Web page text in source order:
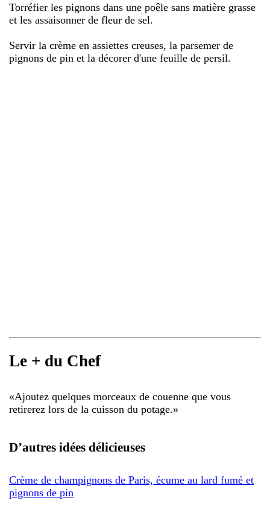
Torréfier les pignons dans une poêle sans matière grasse
et les assaisonner de fleur de sel.
Servir la crème en assiettes creuses, la parsemer de
pignons de pin et la décorer d'une feuille de persil.
Le + du Chef
«Ajoutez quelques morceaux de couenne que vous
retirerez lors de la cuisson du potage.»
D’autres idées délicieuses
Crème de champignons de Paris, écume au lard fumé et
pignons de pin